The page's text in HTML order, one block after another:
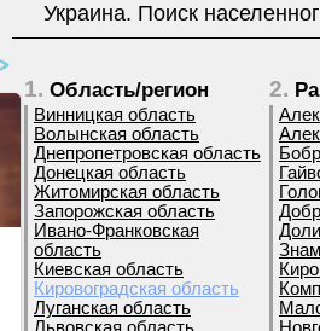
Украина. Поиск
1. Область/регион
Винницкая область
Волынская область
Днепропетровская область
Донецкая область
Житомирская область
Запорожская область
Ивано-Франковская
область
Киевская область
Кировоградская область
Луганская область
2.